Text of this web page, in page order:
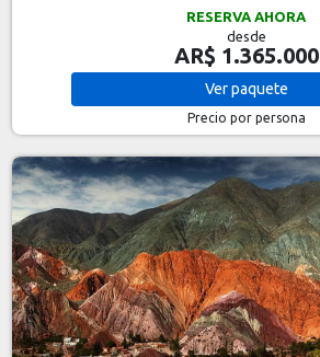
RESERVA AHORA
desde
AR$ 1.365.000
Verpaquete
Precio por persona